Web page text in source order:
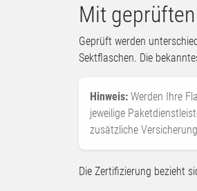
Mit
Geprüft werden
Sektflaschen. Die
Hinweis: Werden Ihre
jeweilige
zusätzliche
Die Zertifizierung bezieht